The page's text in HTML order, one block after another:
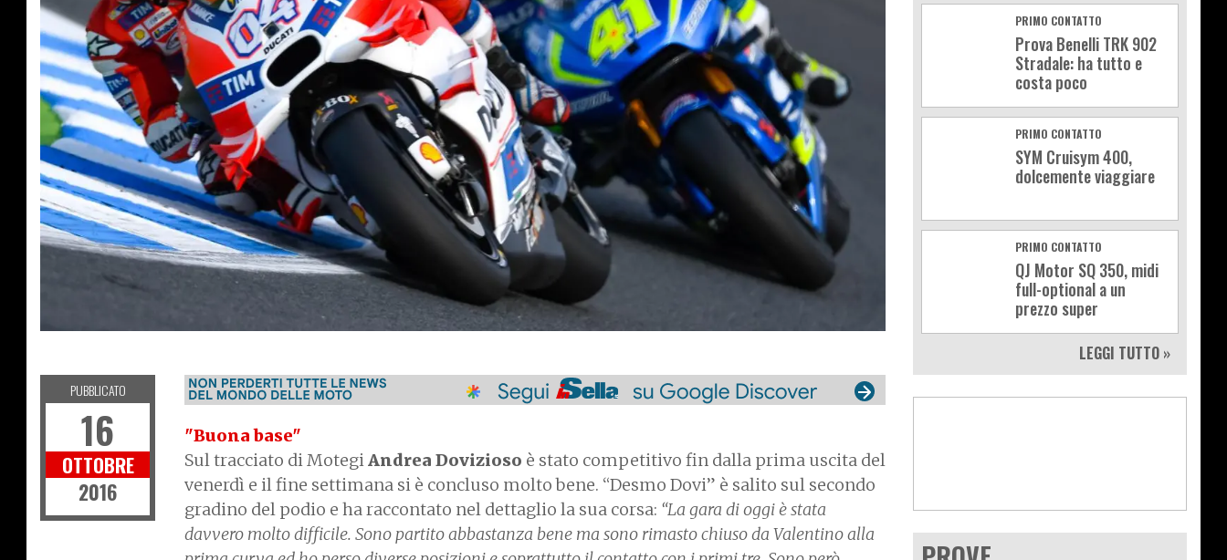
"Buona base"
Sul tracciato di MotegiAndrea Dovizioso è stato competitivo fin dalla prima uscita del
venerdì e il fine settimana si è concluso molto bene. “Desmo Dovi” è salito sul secondo
gradino del podio e ha raccontato nel dettaglio la sua corsa: “La gara di oggi è stata
davvero molto difficile. Sono partito abbastanza bene ma sono rimasto chiuso da Valentino alla
PUBBLICATO
16
OTTOBRE
2016
PRIMO CONTATTO
Prova Benelli TRK 902
Stradale: ha tutto e
costa poco
PRIMO CONTATTO
SYM Cruisym 400,
dolcemente viaggiare
PRIMO CONTATTO
QJ Motor SQ 350, midi
full-optional a un
prezzo super
LEGGI TUTTO »